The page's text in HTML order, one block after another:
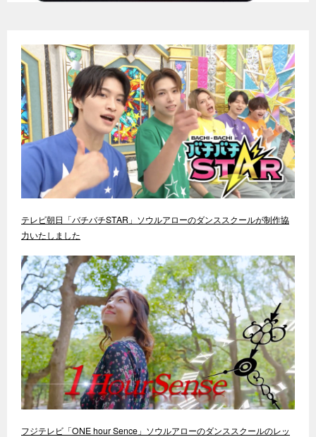
テレビ朝日「バチバチSTAR」ソウルアローのダンススクールが制作協
力いたしました
フジテレビ「ONE hour Sence」ソウルアローのダンススクールのレッ